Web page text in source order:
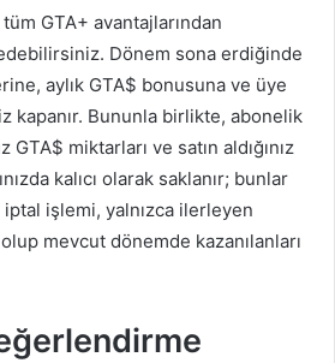
GTA+ avantajlarından
Dönem sona erdiğinde
aylık GTA$ bonusuna ve üye
kapanır. Bununla birlikte, abonelik
GTA$ miktarları ve satın aldığınız
kalıcı olarak saklanır; bunlar
iptal işlemi, yalnızca ilerleyen
mevcut dönemde kazanılanları